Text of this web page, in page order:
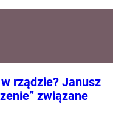
rządzie? Janusz
związane